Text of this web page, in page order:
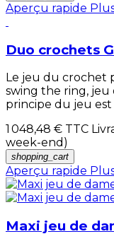
Aperçu rapide
Duo crochets
Le jeu du crochet
swing the ring, jeu
principe du jeu est
1 048,48 € TTC
week-end)
shopping_cart
Aperçu rapide
Maxi jeu de